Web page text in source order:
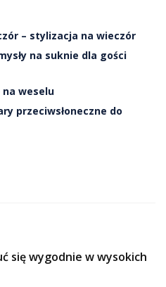
– stylizacja na wieczór
na suknie dla gości
na weselu
przeciwsłoneczne do
się wygodnie w wysokich